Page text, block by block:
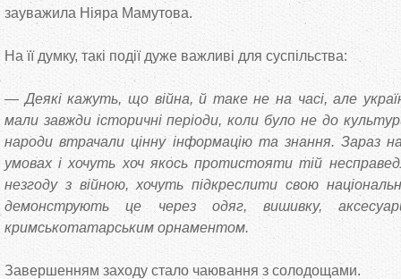
зауважила Ніяра Мамутова.
На її думку, такі події дуже важливі для суспільства:
— Деякі кажуть, що війна, й таке не на часі, але
мали завжди історичні періоди, коли було не до
народи втрачали цінну інформацію та знання. Зараз
умовах і хочуть хоч якось протистояти тій
незгоду з війною, хочуть підкреслити свою
демонструють це через одяг, вишивку,
кримськотатарським орнаментом.
Завершенням заходу стало чаювання з солодощами.